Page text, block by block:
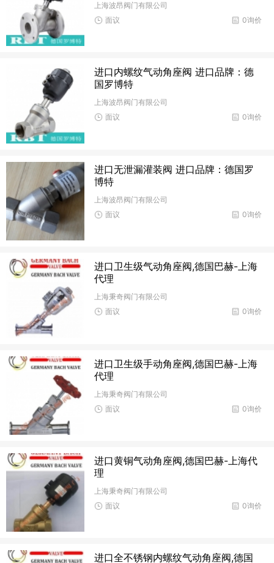
上海波昂阀门有限公司
0询价
面议
进口内螺纹气动角座阀 进口品牌：德
国罗博特
上海波昂阀门有限公司
0询价
面议
进口无泄漏灌装阀 进口品牌：德国罗
博特
上海波昂阀门有限公司
0询价
面议
进口卫生级气动角座阀,德国巴赫-上海
代理
上海秉奇阀门有限公司
0询价
面议
进口卫生级手动角座阀,德国巴赫-上海
代理
上海秉奇阀门有限公司
0询价
面议
进口黄铜气动角座阀,德国巴赫-上海代
理
上海秉奇阀门有限公司
0询价
面议
进口全不锈钢内螺纹气动角座阀,德国